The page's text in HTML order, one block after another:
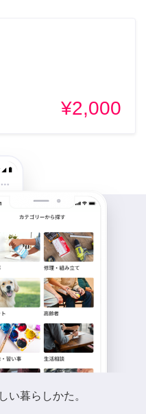
¥2,000
い暮らしかた。